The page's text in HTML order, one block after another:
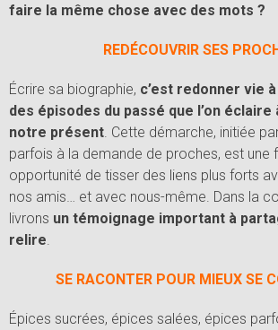
faire la même chose avec des mots ?
REDÉCOUVRIR SES
Écrire sa biographie, c’est redonner vie
des épisodes du passé que l’on éclaire
notre présent . Cette démarche, initiée
parfois à la demande de proches, est une
opportunité de tisser des liens plus forts
nos amis… et avec nous-même. Dans la
livrons un témoignage important à
relire
SE RACONTER POUR MIEUX SE
Épices sucrées, épices salées, épices